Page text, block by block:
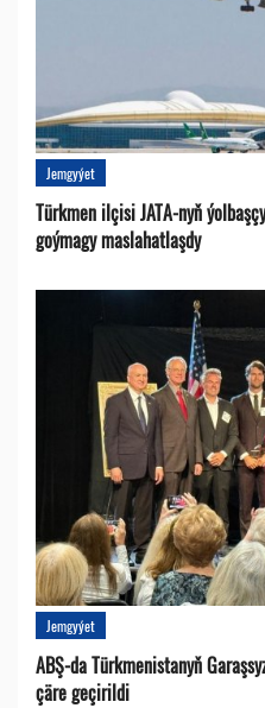
Jemgyýet
Türkmen ilçisi JATA-nyň
goýmagy maslahatlaşdy
Jemgyýet
ABŞ-da Türkmenistanyň
çäre geçirildi